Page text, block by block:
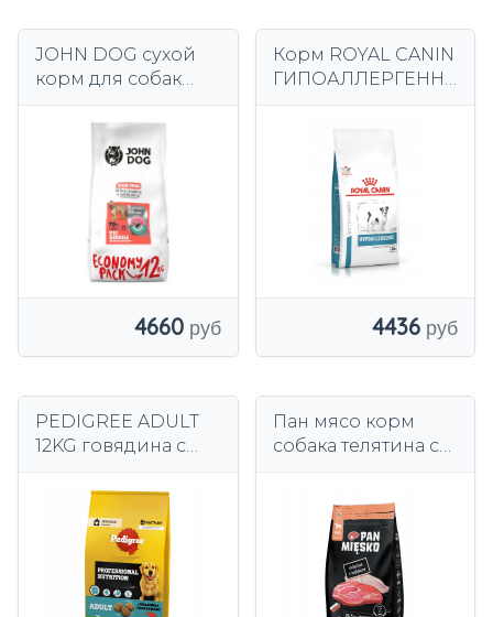
JOHN DOG сухой
корм для собак
пород свинина
говядина 12 кг
4660
Корм ROYAL CANIN
ГИПОАЛЛЕРГЕНН
4436
PEDIGREE ADULT
12KG говядина с
корм для собак
Пан мясо корм
собака телятина с